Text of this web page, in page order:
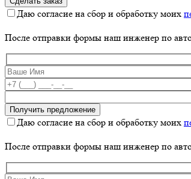
Даю согласие на сбор и обработку моих
После отправки формы наш инженер по
Даю согласие на сбор и обработку моих
После отправки формы наш инженер по